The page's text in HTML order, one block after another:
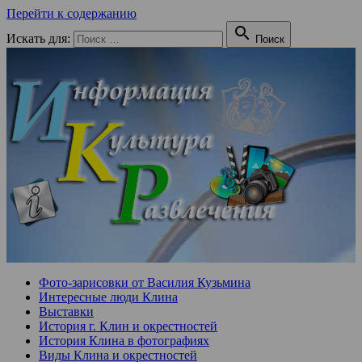
Перейти к содержанию
Искать для:
 Поиск
Фото-зарисовки от Василия Кузьмина
Интересные люди Клина
Выставки
История г. Клин и окрестностей
История Клина в фотографиях
Виды Клина и окрестностей